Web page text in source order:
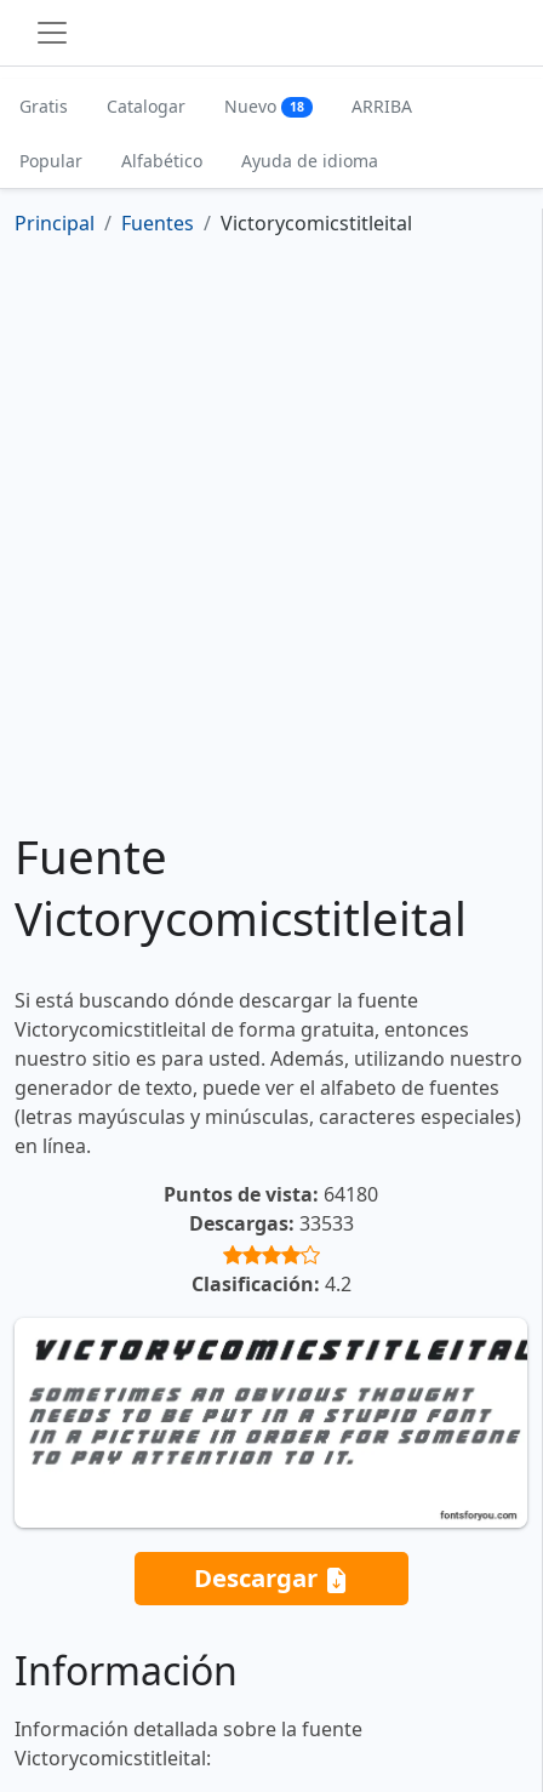
Gratis Catalogar Nuevo 18 ARRIBA
Popular Alfabético Ayuda de idioma
Principal Fuentes Victorycomicstitleital
Fuente
Victorycomicstitleital
Si está buscando dónde descargar la fuente
Victorycomicstitleital de forma gratuita, entonces
nuestro sitio es para usted. Además, utilizando nuestro
generador de texto, puede ver el alfabeto de fuentes
(letras mayúsculas y minúsculas, caracteres especiales)
en línea.
Puntos de vista: 64180
Descargas: 33533
Clasificación: 4.2
Descargar
Información
Información detallada sobre la fuente
Victorycomicstitleital: